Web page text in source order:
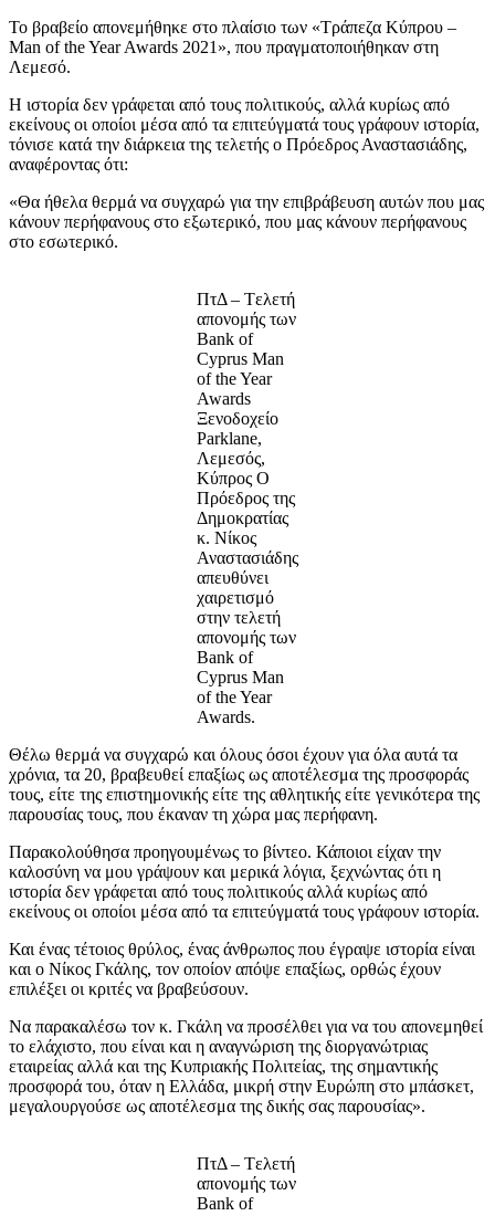
Το βραβείο απονεμήθηκε στο πλαίσιο των «Τράπεζα Κύπρου –
Man of the Year Awards 2021», που πραγματοποιήθηκαν στη
Λεμεσό.
Η ιστορία δεν γράφεται από τους πολιτικούς, αλλά κυρίως από
εκείνους οι οποίοι μέσα από τα επιτεύγματά τους γράφουν ιστορία,
τόνισε κατά την διάρκεια της τελετής ο Πρόεδρος Αναστασιάδης,
αναφέροντας ότι:
«Θα ήθελα θερμά να συγχαρώ για την επιβράβευση αυτών που μας
κάνουν περήφανους στο εξωτερικό, που μας κάνουν περήφανους
στο εσωτερικό.
ΠτΔ – Tελετή
απονομής των
Bank of
Cyprus Man
of the Year
Awards
Ξενοδοχείο
Parklane,
Λεμεσός,
Κύπρος Ο
Πρόεδρος της
Δημοκρατίας
κ. Νίκος
Αναστασιάδης
απευθύνει
χαιρετισμό
στην τελετή
απονομής των
Bank of
Cyprus Man
of the Year
Awards.
Θέλω θερμά να συγχαρώ και όλους όσοι έχουν για όλα αυτά τα
χρόνια, τα 20, βραβευθεί επαξίως ως αποτέλεσμα της προσφοράς
τους, είτε της επιστημονικής είτε της αθλητικής είτε γενικότερα της
παρουσίας τους, που έκαναν τη χώρα μας περήφανη.
Παρακολούθησα προηγουμένως το βίντεο. Κάποιοι είχαν την
καλοσύνη να μου γράψουν και μερικά λόγια, ξεχνώντας ότι η
ιστορία δεν γράφεται από τους πολιτικούς αλλά κυρίως από
εκείνους οι οποίοι μέσα από τα επιτεύγματά τους γράφουν ιστορία.
Και ένας τέτοιος θρύλος, ένας άνθρωπος που έγραψε ιστορία είναι
και ο Νίκος Γκάλης, τον οποίον απόψε επαξίως, ορθώς έχουν
επιλέξει οι κριτές να βραβεύσουν.
Να παρακαλέσω τον κ. Γκάλη να προσέλθει για να του απονεμηθεί
το ελάχιστο, που είναι και η αναγνώριση της διοργανώτριας
εταιρείας αλλά και της Κυπριακής Πολιτείας, της σημαντικής
προσφορά του, όταν η Ελλάδα, μικρή στην Ευρώπη στο μπάσκετ,
μεγαλουργούσε ως αποτέλεσμα της δικής σας παρουσίας».
ΠτΔ – Tελετή
απονομής των
Bank of